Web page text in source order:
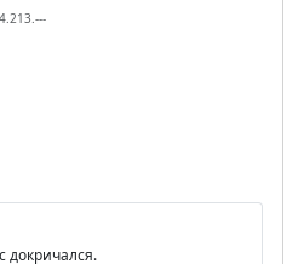
докричался.